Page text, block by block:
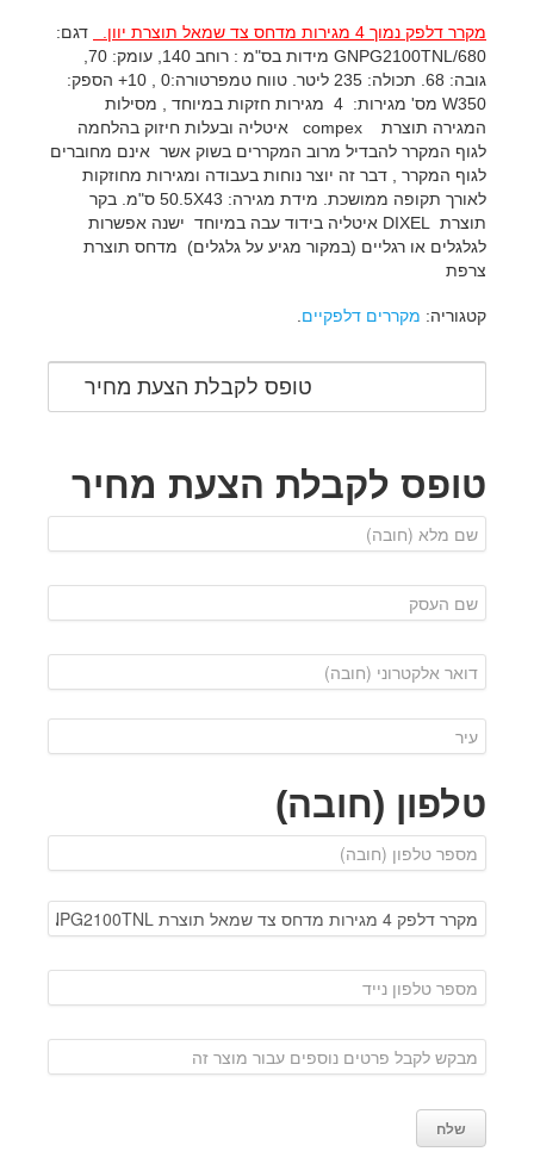
מקרר דלפק נמוך 4 מגירות מדחס צד שמאל תוצרת יוון.
דגם:
גובה: 68. תכולה: 235 ליטר. טווח טמפרטורה:0 , 10+ הספק:
W350 מס' מגירות: 4 מגירות חזקות במיוחד , מסילות
המגירה תוצרת compex איטליה ובעלות חיזוק בהלחמה
לגוף המקרר להבדיל מרוב המקררים בשוק אשר אינם מחוברים
לגוף המקרר , דבר זה יוצר נוחות בעבודה ומגירות מחוזקות
לאורך תקופה ממושכת. מידת מגירה: 50.5X43 ס"מ. בקר
תוצרת DIXEL איטליה בידוד עבה במיוחד ישנה אפשרות
לגלגלים או רגליים (במקור מגיע על גלגלים) מדחס תוצרת
צרפת
קטגוריה: מקררים דלפקיים
טופס לקבלת הצעת מחיר
טופס לקבלת הצעת מחיר
טלפון (חובה)